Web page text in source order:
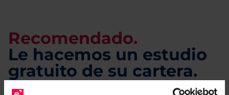
Recomendado.
Le hacemos un estudio
gratuito de su cartera.